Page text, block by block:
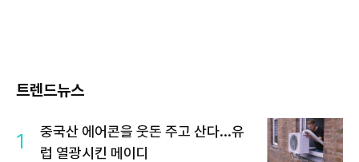
트렌드뉴스
1
중국산 에어콘을 웃돈 주고 산다...유
럽 열광시킨 메이디